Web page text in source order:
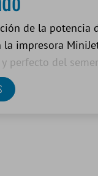
de la potencia
la impresora
perfecto del
ml y 0,25 ml en